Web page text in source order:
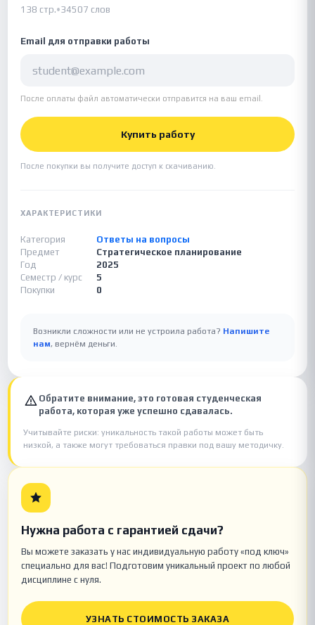
138 стр.•34507 слов
Email для отправки работы
После оплаты файл автоматически отправится на ваш email.
Купить работу
После покупки вы получите доступ к скачиванию.
ХАРАКТЕРИСТИКИ
Категория
Ответы на вопросы
Предмет
Стратегическое планирование
Год
2025
Семестр / курс
5
Покупки
0
Возникли сложности или не устроила работа? Напишите
нам, вернём деньги.
Обратите внимание, это готовая студенческая
работа, которая уже успешно сдавалась.
Учитывайте риски: уникальность такой работы может быть
низкой, а также могут требоваться правки под вашу методичку.
Нужна работа с гарантией сдачи?
Вы можете заказать у нас индивидуальную работу «под ключ»
специально для вас! Подготовим уникальный проект по любой
дисциплине с нуля.
УЗНАТЬ СТОИМОСТЬ ЗАКАЗА